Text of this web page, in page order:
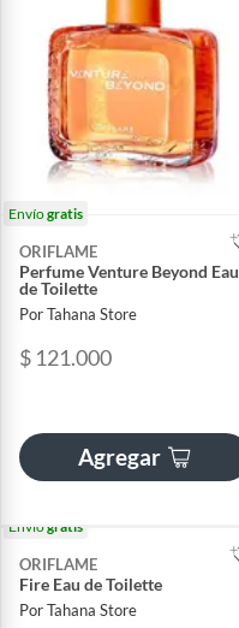
Envíogratis
ORIFLAME
Perfume Venture Beyond Eau
de Toilette
Por Tahana Store
$ 121.000
Agregar
Envíogratis
ORIFLAME
Fire Eau de Toilette
Por Tahana Store